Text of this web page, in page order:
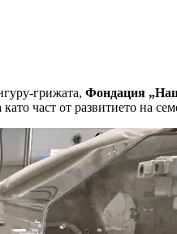
грижата, Фондация
част от развитието на